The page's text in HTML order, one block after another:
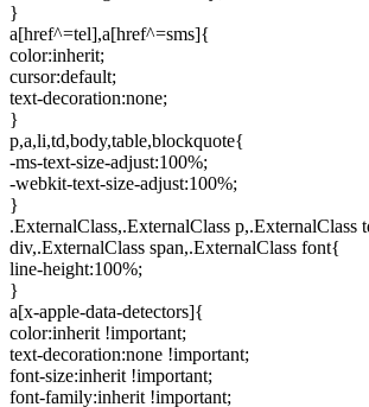
}
a[href^=tel],a[href^=sms]{
color:inherit;
cursor:default;
text-decoration:none;
}
p,a,li,td,body,table,blockquote{
-ms-text-size-adjust:100%;
-webkit-text-size-adjust:100%;
}
.ExternalClass,.ExternalClass p,.ExternalClass
div,.ExternalClass span,.ExternalClass font{
line-height:100%;
}
a[x-apple-data-detectors]{
color:inherit !important;
text-decoration:none !important;
font-size:inherit !important;
font-family:inherit !important;